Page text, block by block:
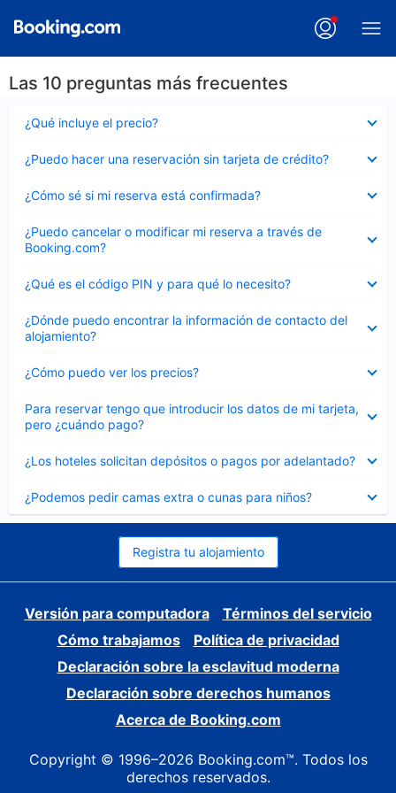
Las 10 preguntas más frecuentes
¿Qué incluye el precio?
cerrado
¿Puedo hacer una reservación sin tarjeta de crédito?
cerrado
¿Cómo sé si mi reserva está confirmada?
cerrado
¿Puedo cancelar o modificar mi reserva a través de
Booking.com?
cerrado
¿Qué es el código PIN y para qué lo necesito?
cerrado
¿Dónde puedo encontrar la información de contacto del
alojamiento?
cerrado
¿Cómo puedo ver los precios?
cerrado
Para reservar tengo que introducir los datos de mi tarjeta,
pero ¿cuándo pago?
cerrado
¿Los hoteles solicitan depósitos o pagos por adelantado?
cerrado
¿Podemos pedir camas extra o cunas para niños?
cerrado
Registra tu alojamiento
Versión para computadora
Términos del servicio
Cómo trabajamos
Política de privacidad
Declaración sobre la esclavitud moderna
Declaración sobre derechos humanos
Acerca de Booking.com
Copyright © 1996–2026 Booking.com™. Todos los
derechos reservados.